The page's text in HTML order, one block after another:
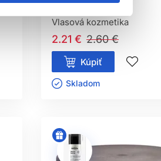
Vlasová kozmetika
2.60 €
2.21 €
Kúpiť
Skladom ㅤ